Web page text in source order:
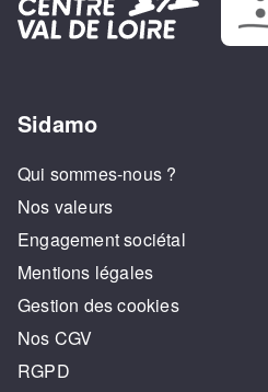
Sidamo
Qui sommes-nous ?
Nos valeurs
Engagement sociétal
Mentions légales
Gestion des cookies
Nos CGV
RGPD